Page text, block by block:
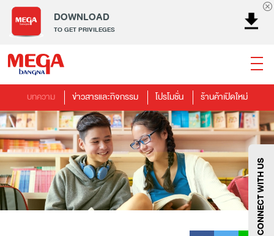
DOWNLOAD
TO GET PRIVILEGES
ธนาคาร ร้านอาหาร เอ็นเตอร์เทนเม้นท์
แฟชั่น
เครื่องประดับ
การตกแต่งบ้าน แม่และเด็ก
ไลฟ์สไตล์
บริการ
เมกา สมาร์ท คิดส์ กีฬา
ซูเปอร์มาร์เก็ต
แกดเจ็ตและเทคโนโลยี
สุขภาพและความงาม CONNECT WITH US
บทความ ข่าวสารและกิจกรรม โปรโมชั่น ร้านค้าเปิดใหม่